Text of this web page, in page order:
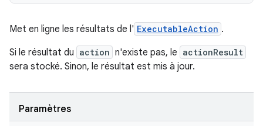
Met en ligne les résultats de l' ExecutableAction .
Si le résultat du action n'existe pas, le actionResult
sera stocké. Sinon, le résultat est mis à jour.
Paramètres